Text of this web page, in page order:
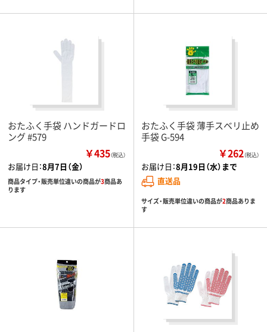
おたふく手袋 ハンドガードロ
ング #579
￥435（税込）
お届け日：8月7日（金）
商品タイプ・販売単位違いの商品が3商品あ
ります
おたふく手袋 薄手スベリ止め
手袋 G-594
￥262（税込）
お届け日：8月19日（水）まで
直送品
サイズ・販売単位違いの商品が2商品ありま
す